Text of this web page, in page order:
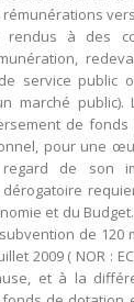
à des
service public
marché
de
pour une
regard de son
et du
de 120
2009 ( NOR :
et à la